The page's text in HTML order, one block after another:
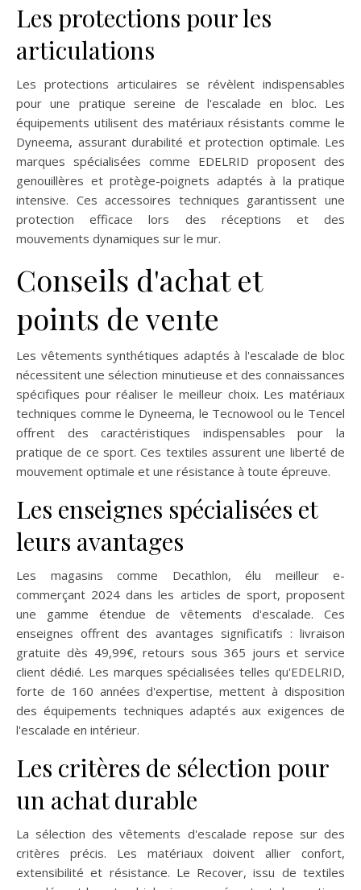
Les protections pour les
articulations
Les protections articulaires se révèlent indispensables
pour une pratique sereine de l'escalade en bloc. Les
équipements utilisent des matériaux résistants comme le
Dyneema, assurant durabilité et protection optimale. Les
marques spécialisées comme EDELRID proposent des
genouillères et protège-poignets adaptés à la pratique
intensive. Ces accessoires techniques garantissent une
protection efficace lors des réceptions et des
mouvements dynamiques sur le mur.
Conseils d'achat et
points de vente
Les vêtements synthétiques adaptés à l'escalade de bloc
nécessitent une sélection minutieuse et des connaissances
spécifiques pour réaliser le meilleur choix. Les matériaux
techniques comme le Dyneema, le Tecnowool ou le Tencel
offrent des caractéristiques indispensables pour la
pratique de ce sport. Ces textiles assurent une liberté de
mouvement optimale et une résistance à toute épreuve.
Les enseignes spécialisées et
leurs avantages
Les magasins comme Decathlon, élu meilleur e-
commerçant 2024 dans les articles de sport, proposent
une gamme étendue de vêtements d'escalade. Ces
enseignes offrent des avantages significatifs : livraison
gratuite dès 49,99€, retours sous 365 jours et service
client dédié. Les marques spécialisées telles qu'EDELRID,
forte de 160 années d'expertise, mettent à disposition
des équipements techniques adaptés aux exigences de
l'escalade en intérieur.
Les critères de sélection pour
un achat durable
La sélection des vêtements d'escalade repose sur des
critères précis. Les matériaux doivent allier confort,
extensibilité et résistance. Le Recover, issu de textiles